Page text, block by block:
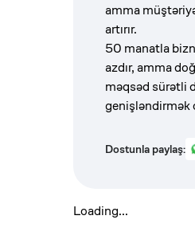
amma
artırır.
50 manatla
azdır, amma
məqsəd sürətli
genişləndirmək
Dostunla paylaş:
Loading...